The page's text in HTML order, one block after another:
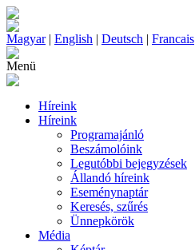
Magyar| English | Deutsch | Francais
Menü
Híreink
Híreink
Programajánló
Beszámolóink
Legutóbbi bejegyzések
Állandó híreink
Eseménynaptár
Keresés, szűrés
Ünnepkörök
Média